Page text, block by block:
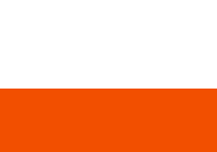
кода